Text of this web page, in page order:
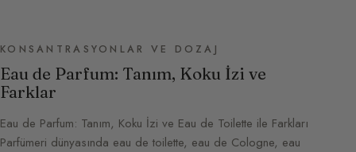
KONSANTRASYONLAR VE DOZAJ
Eau de Parfum: Tanım, Koku İzi ve
Farklar
Eau de Parfum: Tanım, Koku İzi ve Eau de Toilette ile Farkları
Parfümeri dünyasında eau de toilette, eau de Cologne, eau